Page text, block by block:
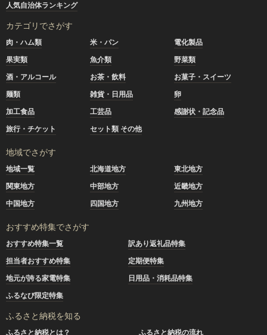
人気自治体ランキング
カテゴリでさがす
肉・ハム類 米・パン
電化製品
果実類
魚介類
野菜類
酒・アルコール
お茶・飲料
お菓子・スイーツ
麺類
雑貨・日用品
卵
加工食品
工芸品
感謝状・記念品
旅行・チケット
セット類 その他
地域でさがす
地域一覧 北海道地方
東北地方
関東地方
中部地方
近畿地方
中国地方
四国地方 九州地方
おすすめ特集でさがす
おすすめ特集一覧
訳あり返礼品特集
担当者おすすめ特集
定期便特集
地元が誇る家電特集
日用品・消耗品特集
ふるなび限定特集
ふるさと納税を知る
ふるさと納税とは？
ふるさと納税の流れ